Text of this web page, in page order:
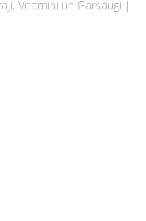
Vitamīni un Garšaugi |